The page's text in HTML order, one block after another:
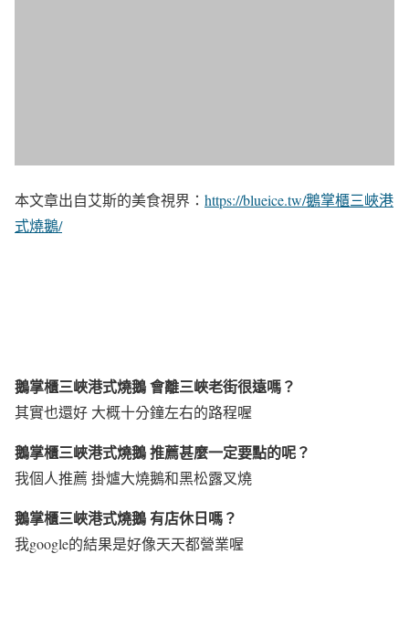
本文章出自艾斯的美食視界： https://blueice.tw/鵝掌櫃三峽港
式燒鵝/
鵝掌櫃三峽港式燒鵝 會離三峽老街很遠嗎？
其實也還好 大概十分鐘左右的路程喔
鵝掌櫃三峽港式燒鵝 推薦甚麼一定要點的呢？
我個人推薦 掛爐大燒鵝和黑松露叉燒
鵝掌櫃三峽港式燒鵝 有店休日嗎？
我google的結果是好像天天都營業喔